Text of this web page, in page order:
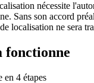
nécessite
Sans son accord
localisation ne sera
fonctionne
en 4 étapes